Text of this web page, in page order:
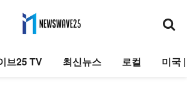
브25 TV 최신뉴스 로컬 미국